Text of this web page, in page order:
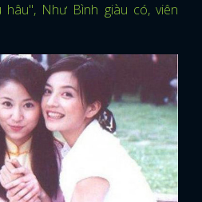
hâu", Như Bình giàu có, viên